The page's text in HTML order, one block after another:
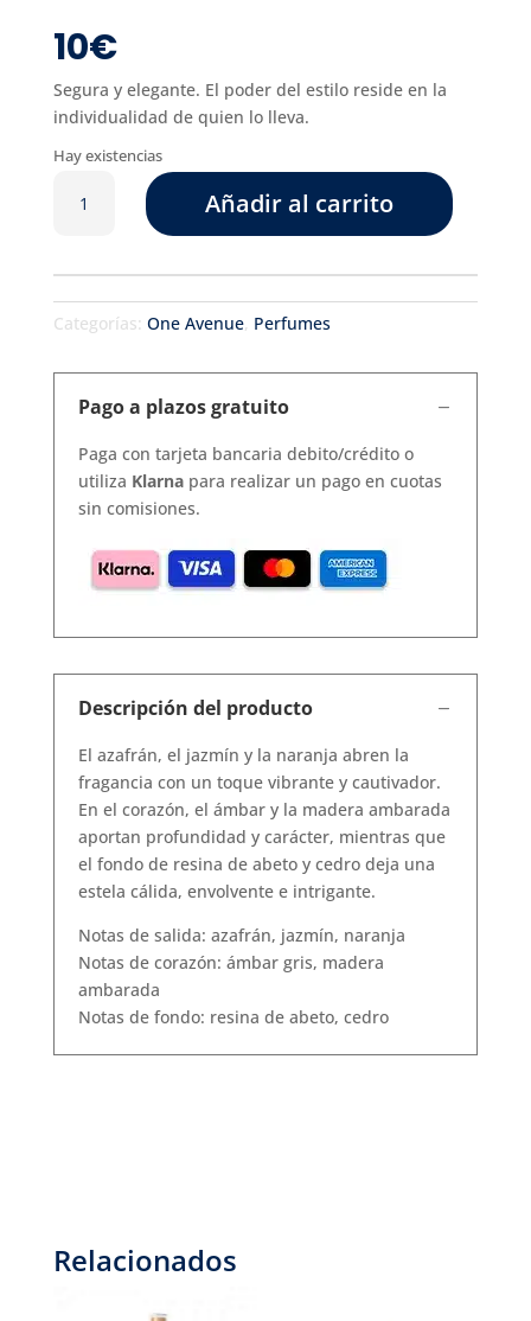
10€
Segura y elegante. El poder del estilo reside en la
individualidad de quien lo lleva.
Hay existencias
Añadir al carrito
Categorías: One Avenue, Perfumes
Pago a plazos gratuito
Paga con tarjeta bancaria debito/crédito o
utiliza Klarnapara realizar un pago en cuotas
sin comisiones.
Descripción del producto
El azafrán, el jazmín y la naranja abren la
fragancia con un toque vibrante y cautivador.
En el corazón, el ámbar y la madera ambarada
aportan profundidad y carácter, mientras que
el fondo de resina de abeto y cedro deja una
estela cálida, envolvente e intrigante.
Notas de salida: azafrán, jazmín, naranja
Notas de corazón: ámbar gris, madera
ambarada
Notas de fondo: resina de abeto, cedro
Relacionados